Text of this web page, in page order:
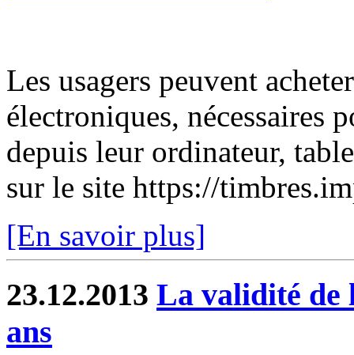
Les usagers peuvent
électroniques, nécessaires
depuis leur ordinateur,
sur le site https://
[En savoir plus]
23.12.2013 La validité de
ans